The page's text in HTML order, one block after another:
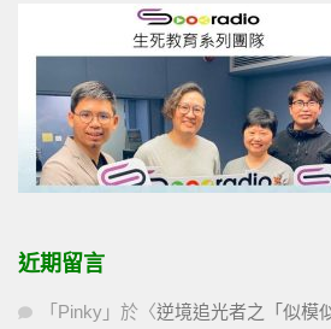
近期留言
「 Pinky 」於〈逆境追光者之「似模